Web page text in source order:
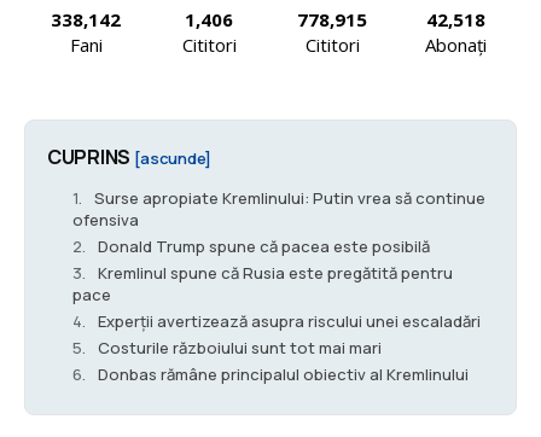
338,142
Fani
1,406
Cititori
778,915
Cititori
42,518
Abonați
CUPRINS [ascunde]
Surse apropiate Kremlinului: Putin vrea să continue
ofensiva
Donald Trump spune că pacea este posibilă
Kremlinul spune că Rusia este pregătită pentru
pace
Experții avertizează asupra riscului unei escaladări
Costurile războiului sunt tot mai mari
Donbas rămâne principalul obiectiv al Kremlinului